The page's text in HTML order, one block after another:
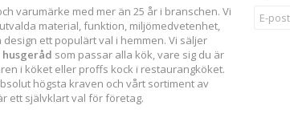
varumärke med mer än 25 år i branschen. Vi
material, funktion, miljömedvetenhet,
ett populärt val i hemmen. Vi säljer
husgeråd som passar alla kök, vare sig du är
i köket eller proffs kock i restaurangköket.
högsta kraven och vårt sortiment av
ett självklart val för företag.